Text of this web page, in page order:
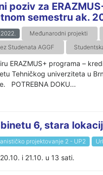
poziv za
semestru ak.
Međunarodni projekti
Studenata AGGF
ERAZMUS+ programa –
Tehničkog univerziteta u
POTREBNA DOKU...
6, stara
projektovanje 2 - UP2
i 21.10. u 13 sati.